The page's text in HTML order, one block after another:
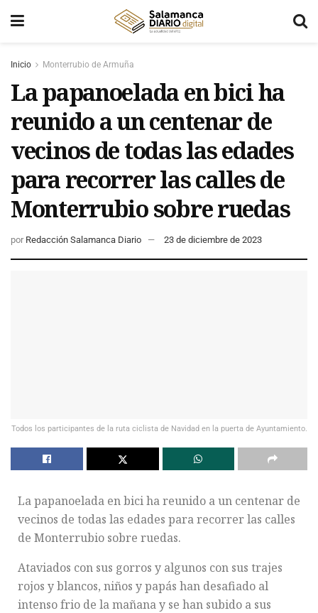
Inicio Monterrubio de Armuña
La papanoelada en bici ha
reunido a un centenar de
vecinos de todas las edades
para recorrer las calles de
Monterrubio sobre ruedas
por Redacción Salamanca Diario 23 de diciembre de 2023
Todos los participantes de la ruta ciclista de Navidad en la puerta de Ayuntamiento.
La papanoelada en bici ha reunido a un centenar de
vecinos de todas las edades para recorrer las calles
de Monterrubio sobre ruedas.
Ataviados con sus gorros y algunos con sus trajes
rojos y blancos, niños y papás han desafiado al
intenso frio de la mañana y se han subido a sus